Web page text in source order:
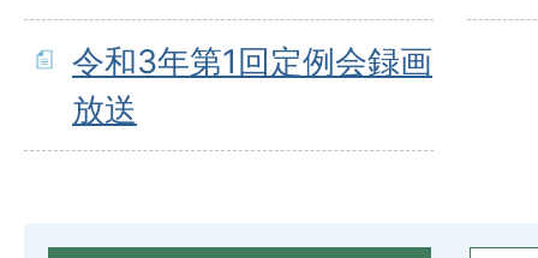
令和3年第1回定例会録画
放送